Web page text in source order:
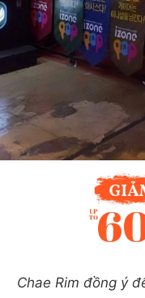
Chae Rim đồng ý